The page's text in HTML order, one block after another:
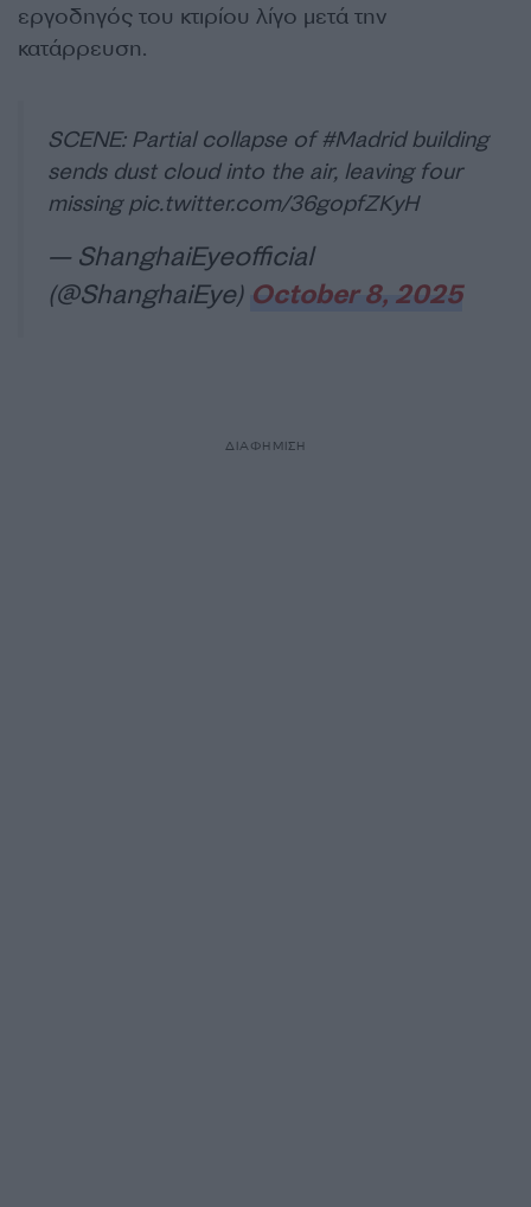
εργοδηγός του κτιρίου λίγο μετά την
κατάρρευση.
SCENE: Partial collapse of#Madridbuilding
sends dust cloud into the air, leaving four
missingpic.twitter.com/36gopfZKyH
— ShanghaiEyeofficial
(@ShanghaiEye) October 8, 2025
ΔΙΑΦΗΜΙΣΗ